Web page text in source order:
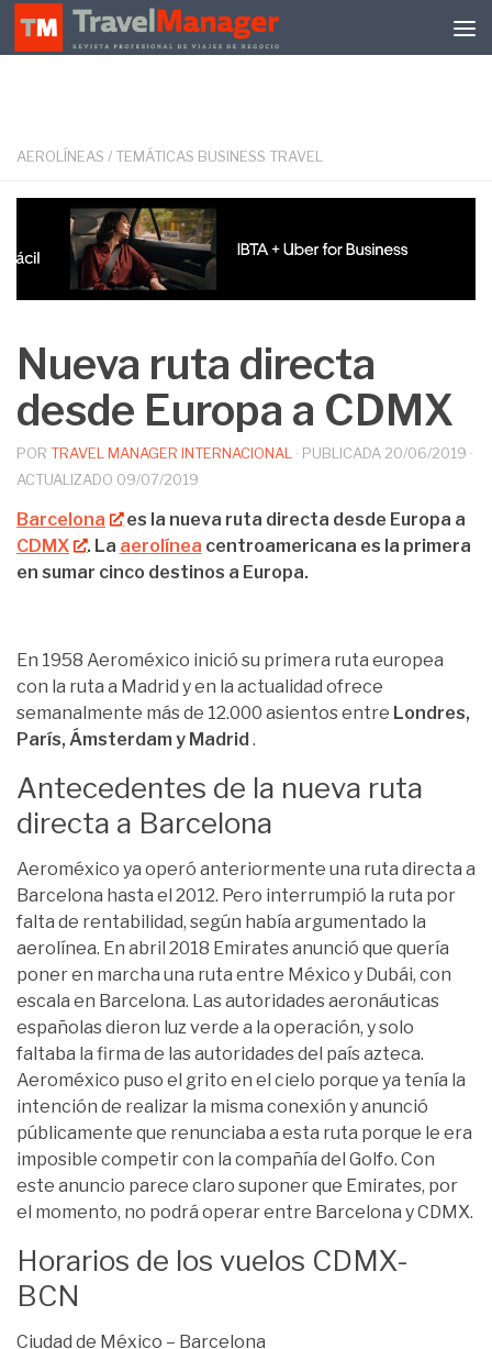
Debajo del contenido
AEROLÍNEAS / TEMÁTICAS BUSINESS TRAVEL
Nueva ruta directa
desde Europa a CDMX
POR TRAVEL MANAGER INTERNACIONAL · PUBLICADA 20/06/2019 ·
ACTUALIZADO 09/07/2019
Barcelona
es la nueva ruta directa desde Europa a
CDMX
. La aerolínea centroamericana es la primera
en sumar cinco destinos a Europa.
En 1958 Aeroméxico inició su primera ruta europea
con la ruta a Madrid y en la actualidad ofrece
semanalmente más de 12.000 asientos entre Londres,
París, Ámsterdam y Madrid .
Antecedentes de la nueva ruta
directa a Barcelona
Aeroméxico ya operó anteriormente una ruta directa a
Barcelona hasta el 2012. Pero interrumpió la ruta por
falta de rentabilidad, según había argumentado la
aerolínea. En abril 2018 Emirates anunció que quería
poner en marcha una ruta entre México y Dubái, con
escala en Barcelona. Las autoridades aeronáuticas
españolas dieron luz verde a la operación, y solo
faltaba la firma de las autoridades del país azteca.
Aeroméxico puso el grito en el cielo porque ya tenía la
intención de realizar la misma conexión y anunció
públicamente que renunciaba a esta ruta porque le era
imposible competir con la compañía del Golfo. Con
este anuncio parece claro suponer que Emirates, por
el momento, no podrá operar entre Barcelona y CDMX.
Horarios de los vuelos CDMX-
BCN
Ciudad de México – Barcelona